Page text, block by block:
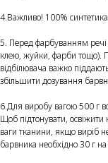
4.Важливо! 100%
5. Перед фарбуванням
клею, жуйки, фарби тощо).
відбілювача важко
збільшити дозування
6.Для виробу вагою 500 г
Щоб підтонувати, освіжити
ваги тканини, якщо виріб
барвника необхідно 30 г